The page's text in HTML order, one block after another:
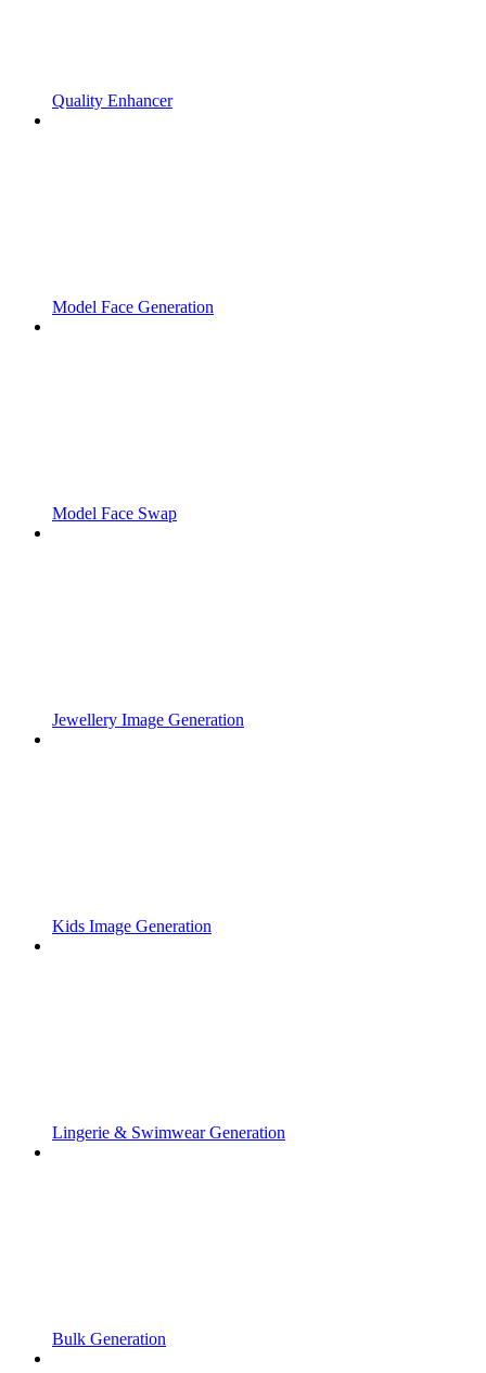
Quality Enhancer
Model Face Generation
Model Face Swap
Jewellery Image Generation
Kids Image Generation
Lingerie & Swimwear Generation
Bulk Generation